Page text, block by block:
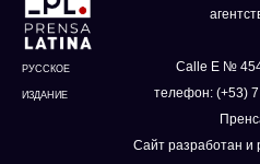
РУССКОЕ
ИЗДАНИЕ
Calle E №
телефон: (+53)
Сайт разработан и